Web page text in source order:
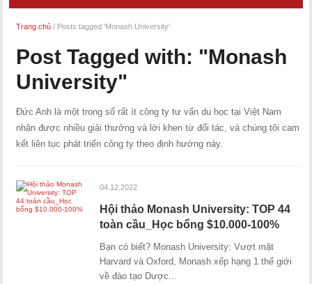
Trang chủ / Posts tagged 'Monash University'
Post Tagged with: "Monash
University"
Đức Anh là một trong số rất ít công ty tư vấn du học tại Việt Nam
nhận được nhiều giải thưởng và lời khen từ đối tác, và chúng tôi cam
kết liên tục phát triển công ty theo định hướng này.
04.12.2022
Hội thảo Monash University: TOP 44
toàn cầu_Học bổng $10.000-100%
Bạn có biết? Monash University: Vượt mặt
Harvard và Oxford, Monash xếp hạng 1 thế giới
về đào tạo Dược...